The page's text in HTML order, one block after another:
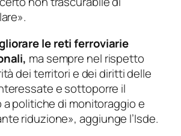
le reti ferroviarie
ma sempre nel rispetto
dei territori e dei diritti delle
e sottoporre il
politiche di monitoraggio e
riduzione»,aggiunge l’Isde.